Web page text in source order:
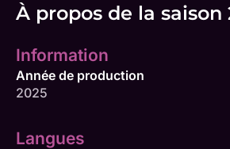
À propos de la saison
Information
Année de production
2025
Langues